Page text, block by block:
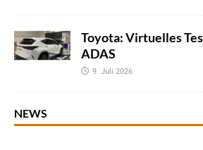
Toyota: Virtuelles
ADAS
9. Juli 2026
NEWS